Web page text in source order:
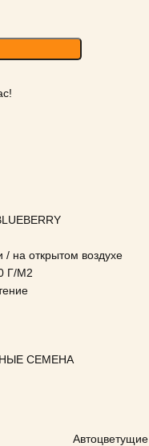
открытом воздухе
Г/М2
СЕМЕНА
Автоцветущие